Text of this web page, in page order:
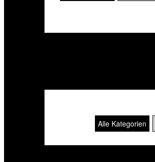
Alle Kategorien